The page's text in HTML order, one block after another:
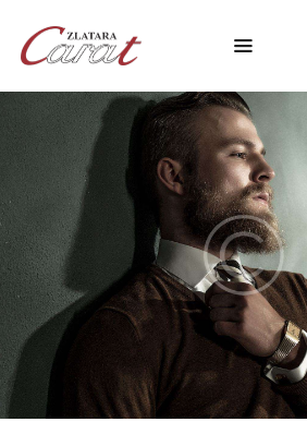
NASLOVNA
O NAMA
KONTAKT
SATOVI
SREBRNI NAKIT
ZLATNI NAKIT